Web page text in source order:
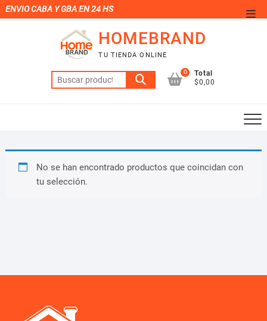
Saltar
al
ENVIO CABA Y GBA EN 24 HS
HOMEBRAND
TU TIENDA ONLINE
Buscar
por:
0
Total
$0,00
No se han encontrado productos que coincidan con
tu selección.